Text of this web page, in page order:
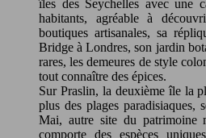
îles des Seychelles avec une
habitants, agréable à
boutiques artisanales, sa
Bridge à Londres, son jardin
rares, les demeures de style
tout connaître des épices.
Sur Praslin, la deuxième île la
plus des plages paradisiaques,
Mai, autre site du patrimoine
comporte des espèces